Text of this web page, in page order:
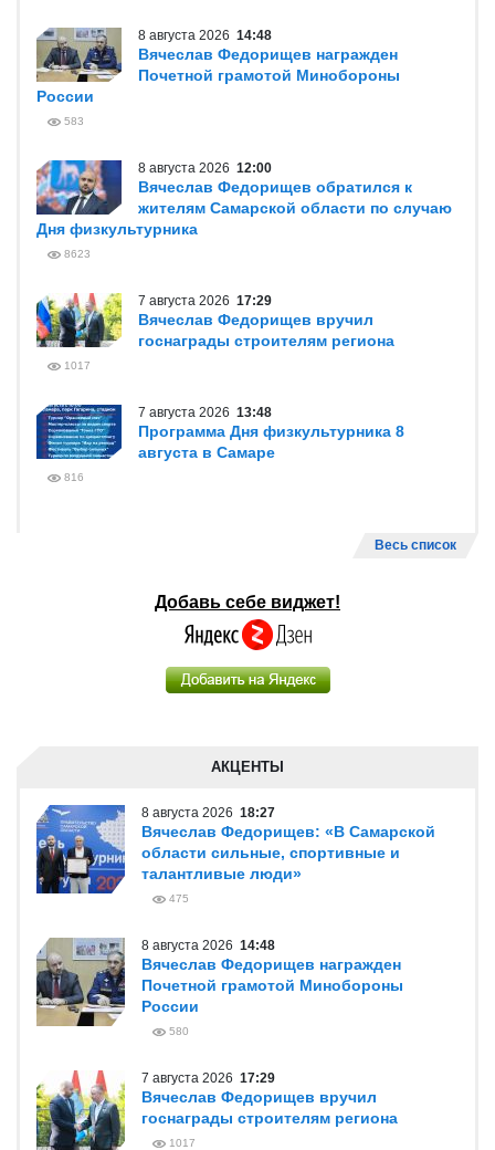
8 августа 2026 14:48
Вячеслав Федорищев награжден
Почетной грамотой Минобороны
России
583
8 августа 2026 12:00
Вячеслав Федорищев обратился к
жителям Самарской области по случаю
Дня физкультурника
8623
7 августа 2026 17:29
Вячеслав Федорищев вручил
госнаграды строителям региона
1017
7 августа 2026 13:48
Программа Дня физкультурника 8
августа в Самаре
816
Весь список
Добавь себе виджет!
АКЦЕНТЫ
8 августа 2026 18:27
Вячеслав Федорищев: «В Самарской
области сильные, спортивные и
талантливые люди»
475
8 августа 2026 14:48
Вячеслав Федорищев награжден
Почетной грамотой Минобороны
России
580
7 августа 2026 17:29
Вячеслав Федорищев вручил
госнаграды строителям региона
1017